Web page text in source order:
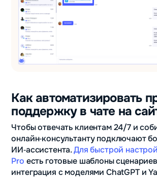
Как автоматизировать
поддержку в чате на
Чтобы отвечать клиентам 24/7 и
онлайн‑консультанту подключают
ИИ‑ассистента.Для быстрой
Pro есть готовые шаблоны
интеграция с моделями ChatGPT и